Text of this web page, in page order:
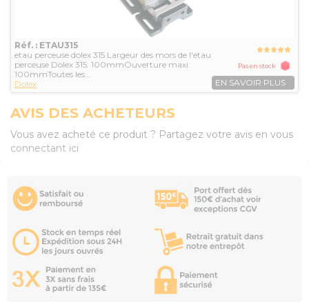
Réf. : ETAU315
etau perceuse dolex 315 Largeur des mors de l'etau
perceuse Dolex 315: 100mmOuverture maxi:
100mmToutes les...
Dolex
Pas en stock
EN SAVOIR PLUS
AVIS DES ACHETEURS
Vous avez acheté ce produit ? Partagez votre avis en vous
connectant ici